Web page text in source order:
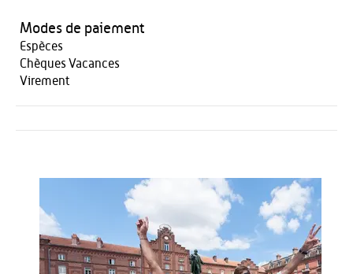
Modes de paiement
Espèces
Chèques Vacances
Virement